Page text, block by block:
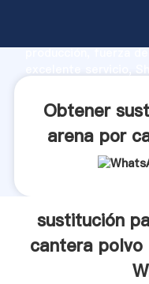
producción, fuerza
aporta valores a
Obtener
arena por
sustitución
cantera polvo